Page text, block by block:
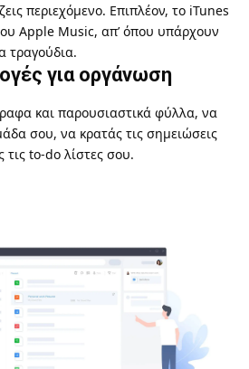
περιεχόμενο. Επιπλέον, το iTunes
Apple Music, απ’ όπου υπάρχουν
τραγούδια.
για οργάνωση
και παρουσιαστικά φύλλα, να
σου, να κρατάς τις σημειώσεις
τις to-do λίστες σου.